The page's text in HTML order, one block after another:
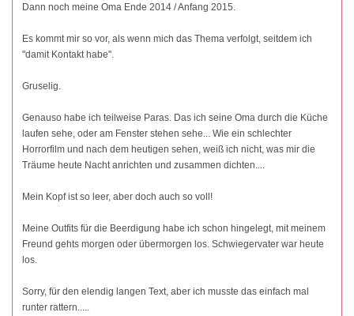
Dann noch meine Oma Ende 2014 / Anfang 2015.
Es kommt mir so vor, als wenn mich das Thema verfolgt, seitdem ich
"damit Kontakt habe".
Gruselig.
Genauso habe ich teilweise Paras. Das ich seine Oma durch die Küche
laufen sehe, oder am Fenster stehen sehe... Wie ein schlechter
Horrorfilm und nach dem heutigen sehen, weiß ich nicht, was mir die
Träume heute Nacht anrichten und zusammen dichten....
Mein Kopf ist so leer, aber doch auch so voll!
Meine Outfits für die Beerdigung habe ich schon hingelegt, mit meinem
Freund gehts morgen oder übermorgen los. Schwiegervater war heute
los.
Sorry, für den elendig langen Text, aber ich musste das einfach mal
runter rattern.....